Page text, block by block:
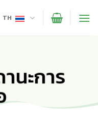
TH
นะการ